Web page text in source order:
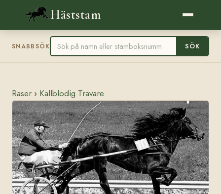
Häststam
SNABBSÖK SÖK
Raser › Kallblodig Travare